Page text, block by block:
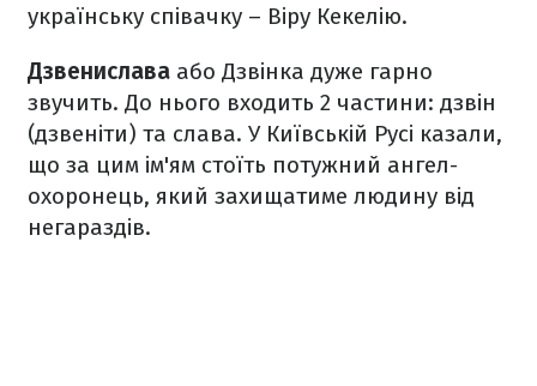
українську співачку – Віру Кекелію.
Дзвенислава або Дзвінка дуже гарно
звучить. До нього входить 2 частини: дзвін
(дзвеніти) та слава. У Київській Русі казали,
що за цим ім'ям стоїть потужний ангел-
охоронець, який захищатиме людину від
негараздів.